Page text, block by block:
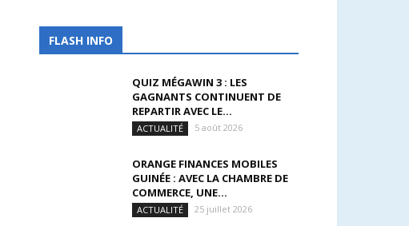
FLASH INFO
QUIZ MÉGAWIN 3 : LES
GAGNANTS CONTINUENT DE
REPARTIR AVEC LE...
ACTUALITÉ 5 août 2026
ORANGE FINANCES MOBILES
GUINÉE : AVEC LA CHAMBRE DE
COMMERCE, UNE...
ACTUALITÉ 25 juillet 2026